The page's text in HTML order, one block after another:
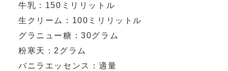
牛乳：150ミリリットル
生クリーム：100ミリリットル
グラニュー糖：30グラム
粉寒天：2グラム
バニラエッセンス：適量